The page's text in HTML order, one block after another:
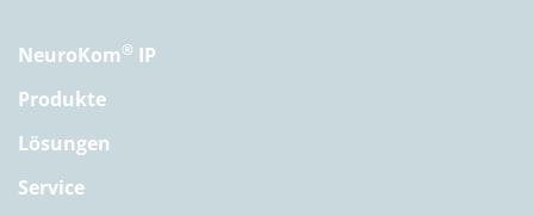
NeuroKom® IP
Produkte
Lösungen
Service